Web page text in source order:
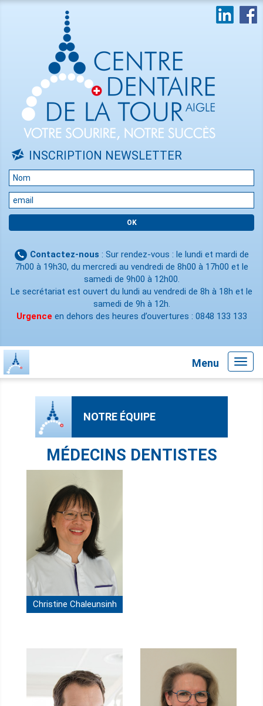
INSCRIPTION NEWSLETTER
Contactez-nous : Sur rendez-vous : le lundi et mardi de
7h00 à 19h30, du mercredi au vendredi de 8h00 à 17h00 et le
samedi de 9h00 à 12h00.
Le secrétariat est ouvert du lundi au vendredi de 8h à 18h et le
samedi de 9h à 12h.
Urgence en dehors des heures d’ouvertures : 0848 133 133
Menu
NOTRE ÉQUIPE
MÉDECINS DENTISTES
Christine Chaleunsinh